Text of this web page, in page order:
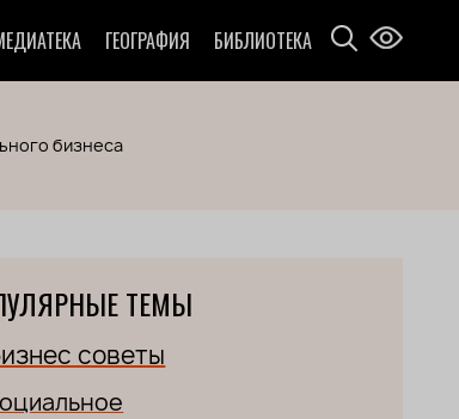
ГЕОГРАФИЯ БИБЛИОТЕКА
бизнеса
ТЕМЫ
советы